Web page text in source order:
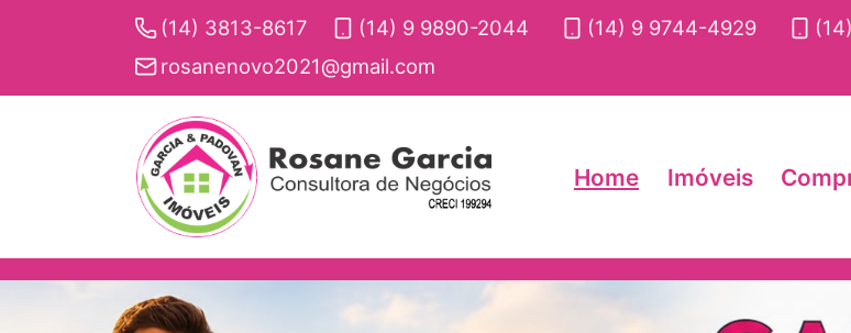
(14) 3813-8617 (14) 9 9890-2044 (14) 9 9744-4929
rosanenovo2021@gmail.com
Home Imóveis